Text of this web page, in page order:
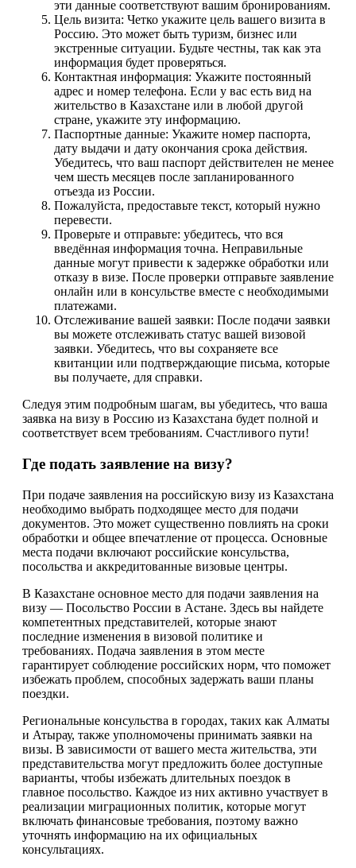
эти данные соответствуют вашим бронированиям.
Цель визита: Четко укажите цель вашего визита в
Россию. Это может быть туризм, бизнес или
экстренные ситуации. Будьте честны, так как эта
информация будет проверяться.
Контактная информация: Укажите постоянный
адрес и номер телефона. Если у вас есть вид на
жительство в Казахстане или в любой другой
стране, укажите эту информацию.
Паспортные данные: Укажите номер паспорта,
дату выдачи и дату окончания срока действия.
Убедитесь, что ваш паспорт действителен не менее
чем шесть месяцев после запланированного
отъезда из России.
Пожалуйста, предоставьте текст, который нужно
перевести.
Проверьте и отправьте: убедитесь, что вся
введённая информация точна. Неправильные
данные могут привести к задержке обработки или
отказу в визе. После проверки отправьте заявление
онлайн или в консульстве вместе с необходимыми
платежами.
Отслеживание вашей заявки: После подачи заявки
вы можете отслеживать статус вашей визовой
заявки. Убедитесь, что вы сохраняете все
квитанции или подтверждающие письма, которые
вы получаете, для справки.
Следуя этим подробным шагам, вы убедитесь, что ваша
заявка на визу в Россию из Казахстана будет полной и
соответствует всем требованиям. Счастливого пути!
Где подать заявление на визу?
При подаче заявления на российскую визу из Казахстана
необходимо выбрать подходящее место для подачи
документов. Это может существенно повлиять на сроки
обработки и общее впечатление от процесса. Основные
места подачи включают российские консульства,
посольства и аккредитованные визовые центры.
В Казахстане основное место для подачи заявления на
визу — Посольство России в Астане. Здесь вы найдете
компетентных представителей, которые знают
последние изменения в визовой политике и
требованиях. Подача заявления в этом месте
гарантирует соблюдение российских норм, что поможет
избежать проблем, способных задержать ваши планы
поездки.
Региональные консульства в городах, таких как Алматы
и Атырау, также уполномочены принимать заявки на
визы. В зависимости от вашего места жительства, эти
представительства могут предложить более доступные
варианты, чтобы избежать длительных поездок в
главное посольство. Каждое из них активно участвует в
реализации миграционных политик, которые могут
включать финансовые требования, поэтому важно
уточнять информацию на их официальных
консультациях.